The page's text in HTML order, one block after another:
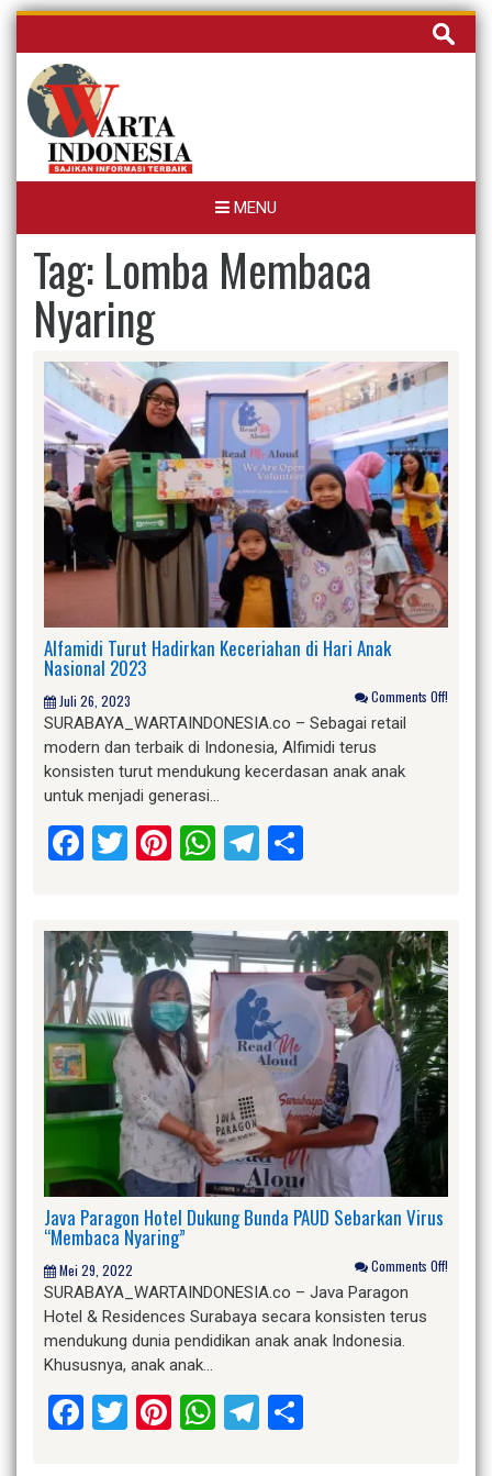
Skip
content
Cari
untuk:
MENU
Tag: Lomba Membaca
Nyaring
Alfamidi Turut Hadirkan Keceriahan di Hari Anak
Nasional 2023
Juli 26, 2023 Comments Off!
SURABAYA_WARTAINDONESIA.co – Sebagai retail
modern dan terbaik di Indonesia, Alfimidi terus
konsisten turut mendukung kecerdasan anak anak
untuk menjadi generasi…
Facebook
Twitter
Pinterest
WhatsApp
Telegram
Java Paragon Hotel Dukung Bunda PAUD Sebarkan Virus
“Membaca Nyaring”
Mei 29, 2022 Comments Off!
SURABAYA_WARTAINDONESIA.co – Java Paragon
Hotel & Residences Surabaya secara konsisten terus
mendukung dunia pendidikan anak anak Indonesia.
Khususnya, anak anak…
Facebook
Twitter
Pinterest
WhatsApp
Telegram